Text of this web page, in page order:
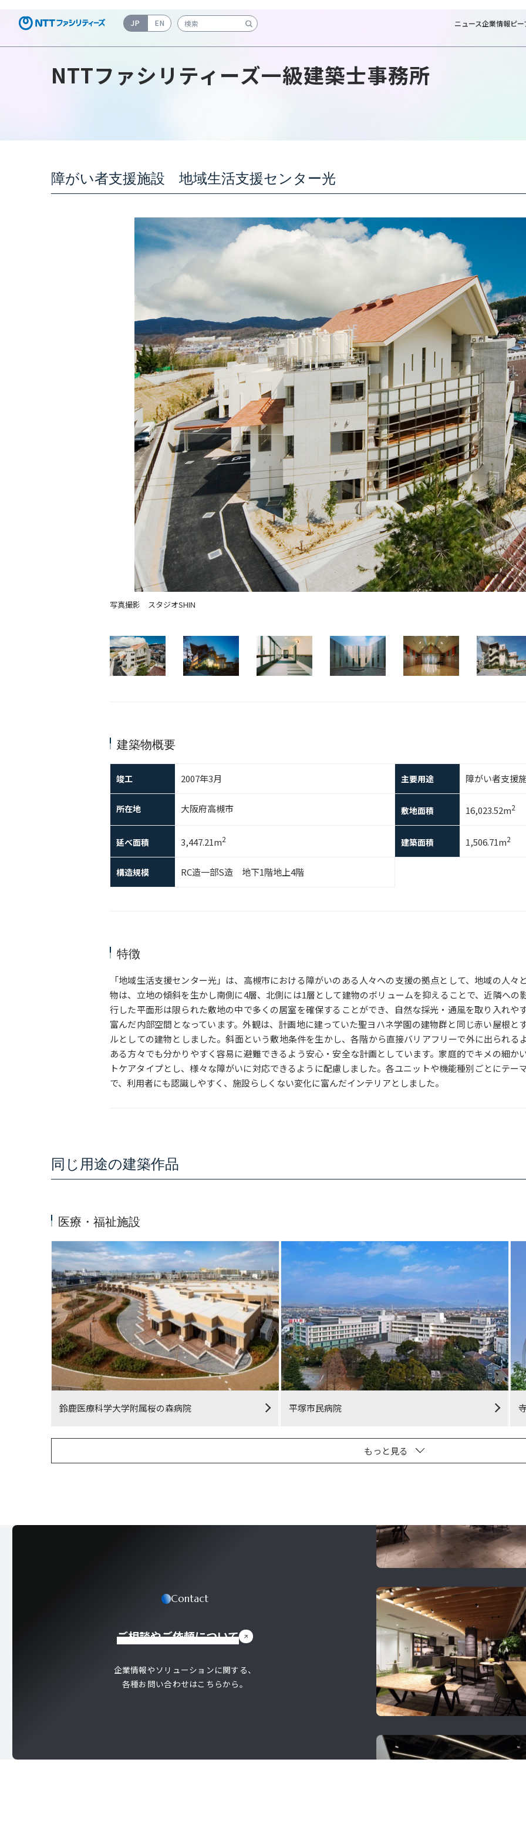
JP EN 検索キーワード入力 ニュース企業情報ピ
NTTファシリティーズ一級建築士
NTTファシリティーズ一級建築士事務所
障がい者支援施設 地域生活支援センター光
写真撮影 スタジオSHIN
建築物概要
竣工 2007年3月 主要用途 障がい者支援
所在地 大阪府高槻市 敷地面積 16,023.52m2
延べ面積 3,447.21m2 建築面積 1,506.71m2
構造規模 RC造一部S造 地下1階地上4階
特徴
「地域生活支援センター光」は、高槻市における障がいのある人々への支援の拠点として、地域の人
物は、立地の傾斜を生かし南側に4層、北側には1層として建物のボリュームを抑えることで、近隣への
行した平面形は限られた敷地の中で多くの居室を確保することができ、自然な採光・通風を取り入れや
富んだ内部空間となっています。外観は、計画地に建っていた聖ヨハネ学園の建物群と同じ赤い屋根と
ルとしての建物としました。斜面という敷地条件を生かし、各階から直接バリアフリーで外に出られる
ある方々でも分かりやすく容易に避難できるよう安心・安全な計画としています。家庭的でキメの細か
トケアタイプとし、様々な障がいに対応できるように配慮しました。各ユニットや機能種別ごとにテー
で、利用者にも認識しやすく、施設らしくない変化に富んだインテリアとしました。
同じ用途の建築作品
医療・福祉施設
鈴鹿医療科学大学附属桜の森病院 平塚市民病院
もっと見る
Contact
ご相談やご依頼について
企業情報やソリューションに関する、
各種お問い合わせはこちらから。